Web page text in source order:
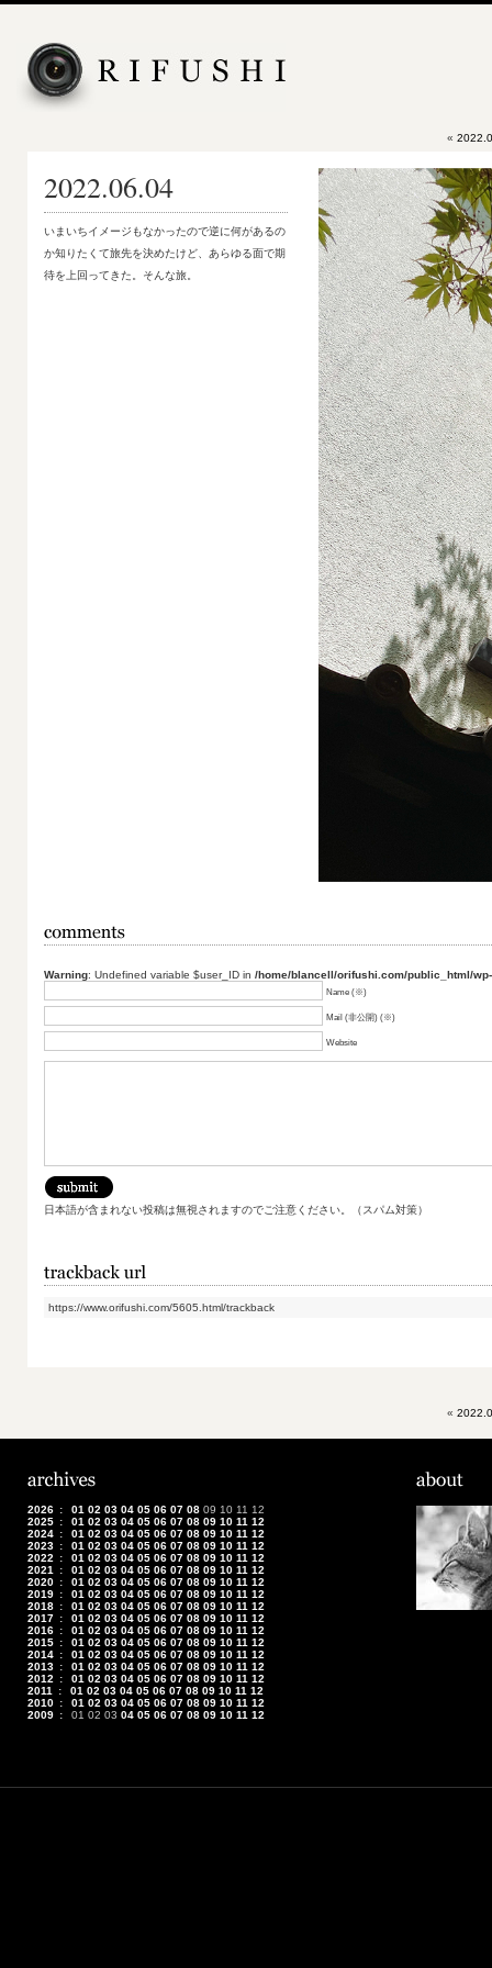
«
2022.06.04
いまいちイメージもなかったので逆に何があるの
か知りたくて旅先を決めたけど、あらゆる面で期
待を上回ってきた。そんな旅。
Warning: Undefined variable $user_ID in /home/blancell/orifushi.com/public_html/
Name (※)
Mail (非公開) (※)
Website
日本語が含まれない投稿は無視されますのでご注意ください。（スパム対策）
https://www.orifushi.com/5605.html/trackback
«
2026 : 01 02 03 04 05 06 07 08 09 10 11 12
2025 : 01 02 03 04 05 06 07 08 09 10 11 12
2024 : 01 02 03 04 05 06 07 08 09 10 11 12
2023 : 01 02 03 04 05 06 07 08 09 10 11 12
2022
: 01 02 03 04 05 06 07 08 09 10 11 12
2021
: 01 02 03 04 05 06 07 08 09 10 11 12
2020 : 01 02 03 04 05 06 07 08 09 10 11 12
2019 : 01 02 03 04 05 06 07 08 09 10 11 12
2018 : 01 02 03 04 05 06 07 08 09 10 11 12
2017 : 01 02 03 04 05 06 07 08 09 10 11 12
2016 : 01 02 03 04 05 06 07 08 09 10 11 12
2015 : 01 02 03 04 05 06 07 08 09 10 11 12
2014 : 01 02 03 04 05 06 07 08 09 10 11 12
2013 : 01 02 03 04 05 06 07 08 09 10 11 12
2012
: 01 02 03 04 05 06 07 08 09 10 11 12
2011
: 01 02 03 04 05 06 07 08 09 10 11 12
2010 : 01 02 03 04 05 06 07 08 09 10 11 12
2009 : 01 02 03 04 05 06 07 08 09 10 11 12